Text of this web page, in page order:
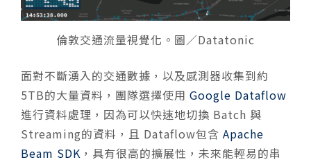
倫敦交通流量視覺化。圖／Datatonic
面對不斷湧入的交通數據，以及感測器收集到約
5TB的大量資料，團隊選擇使用 Google Dataflow
進行資料處理，因為可以快速地切換 Batch 與
Streaming的資料，且 Dataflow包含 Apache
Beam SDK ，具有很高的擴展性，未來能輕易的串